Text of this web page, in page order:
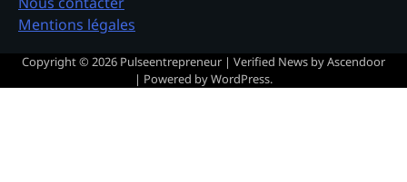
Mentions légales
Copyright © 2026 Pulseentrepreneur | Verified News byAscendoor
| Powered byWordPress.